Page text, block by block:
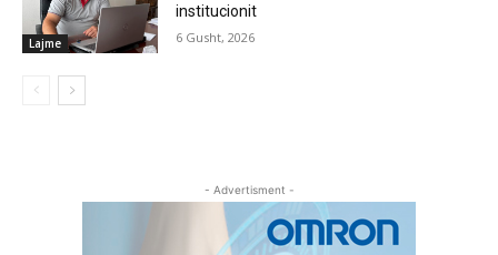
Lajme
institucionit
6 Gusht, 2026
- Advertisment -